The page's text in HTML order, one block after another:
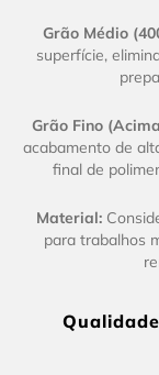
Grão Médio
superfície,
Grão Fino
acabamento de
final de
Material:
para trabalhos